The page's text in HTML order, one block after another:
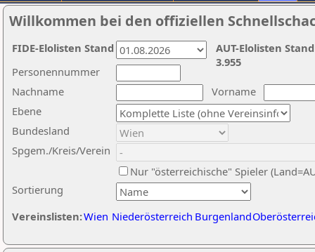
Willkommen bei den offiziellen
Nachname
Vorname
Ebene
Sortierung
Personennummer
Bundesland
Spgem./Kreis/Verein
Nur "österreichische" Spieler
Vereinslisten:Wien Niederösterreich Burgenland
AUT-Elolisten
3.955
FIDE-Elolisten Stand